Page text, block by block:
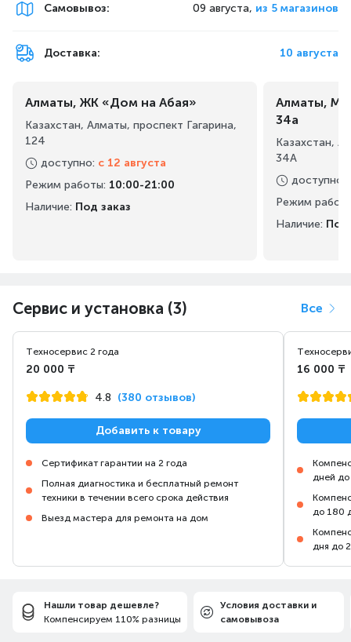
Самовывоз: 09 августа, из 5 магазинов
Доставка: 10 августа
Алматы, ЖК «Дом на Абая»
Казахстан, Алматы, проспект Гагарина,
124
доступно: с 12 августа
Режим работы: 10:00-21:00
Наличие: Под заказ
Алматы,
34а
Казахстан,
34А
доступно
Режим
Наличие: Под
Сервис и установка (3) Все
Техносервис 2 года
20 000 ₸
4.8 (380 отзывов)
Добавить к товару
Сертификат гарантии на 2 года
Полная диагностика и бесплатный ремонт
техники в течении всего срока действия
Выезд мастера для ремонта на дом
16 000 ₸
дней до
до 180
дня до
Нашли товар дешевле?
Компенсируем 110% разницы
Условия доставки и
самовывоза